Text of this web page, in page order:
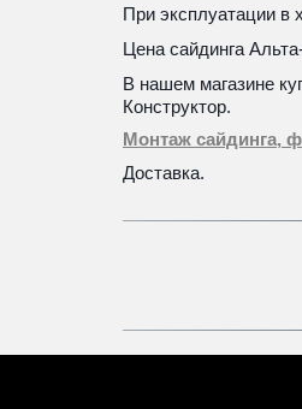
При эксплуатации в
Цена сайдинга
В нашем магазине
Конструктор.
Монтаж сайдинга,
Доставка.